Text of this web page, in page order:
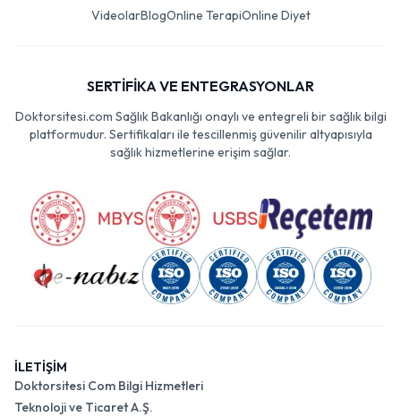
VideolarBlogOnline TerapiOnline Diyet
SERTİFİKA VE ENTEGRASYONLAR
Doktorsitesi.com Sağlık Bakanlığı onaylı ve entegreli bir sağlık bilgi
platformudur. Sertifikaları ile tescillenmiş güvenilir altyapısıyla
sağlık hizmetlerine erişim sağlar.
İLETİŞİM
Doktorsitesi Com Bilgi Hizmetleri
Teknoloji ve Ticaret A.Ş.